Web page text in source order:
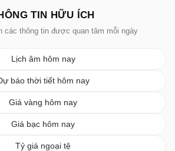
TIN HỮU ÍCH
các thông tin được quan tâm mỗi ngày
Lịch âm hôm nay
báo thời tiết hôm nay
Giá vàng hôm nay
Giá bạc hôm nay
Tỷ giá ngoại tệ